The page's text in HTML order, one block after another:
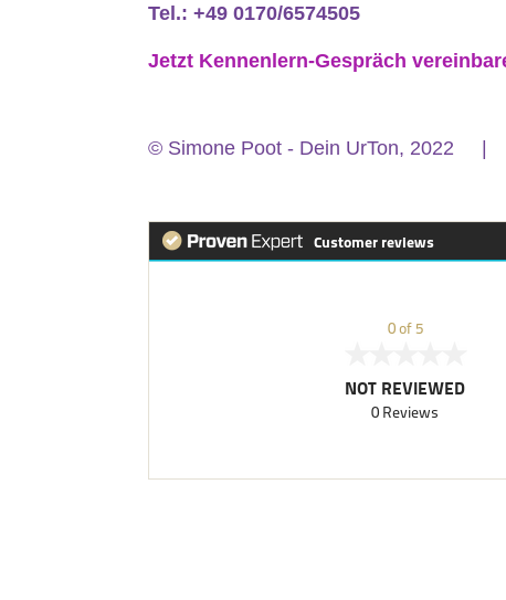
Tel.: +49 0170/6574505
Jetzt Kennenlern-Gespräch
© Simone Poot - Dein UrTon, 2022 |